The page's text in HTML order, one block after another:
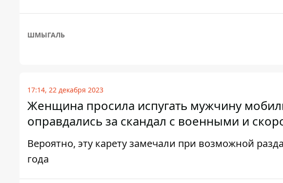
ШМЫГАЛЬ
17:14, 22 декабря 2023
Женщина просила испугать мужчину
оправдались за скандал с военными и
Вероятно, эту карету замечали при возможной
года